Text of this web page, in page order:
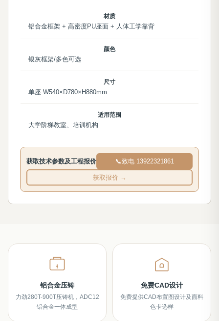
材质
铝合金框架 + 高密度PU座面 + 人体工学靠背
颜色
银灰框架/多色可选
尺寸
单座 W540×D780×H880mm
适用范围
大学阶梯教室、培训机构
获取技术参数及工程报价 📞致电 13922321861
获取报价 →
铝合金压铸
力劲280T-900T压铸机，ADC12
铝合金一体成型
免费CAD设计
免费提供CAD布置图设计及面料
色卡选样